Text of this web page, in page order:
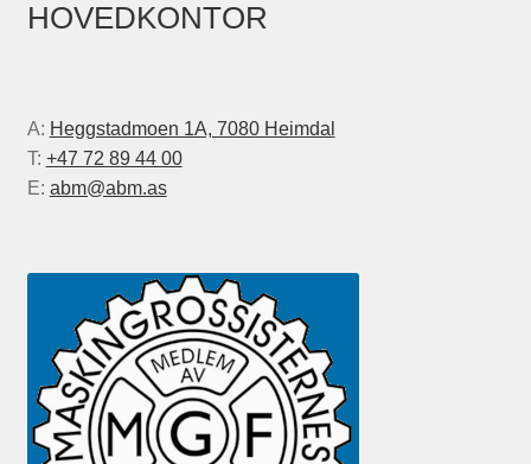
HOVEDKONTOR
A: Heggstadmoen 1A, 7080 Heimdal
T: +47 72 89 44 00
E: abm@abm.as